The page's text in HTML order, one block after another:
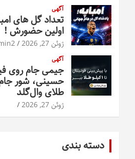
آگهی
تعداد گل های
اولین حضورش !
ژوئن 27, 2026
آگهی
جیمی جام روی
حسینی، شور
طلای وال‌گلد
ژوئن 27, 2026
دسته بندی